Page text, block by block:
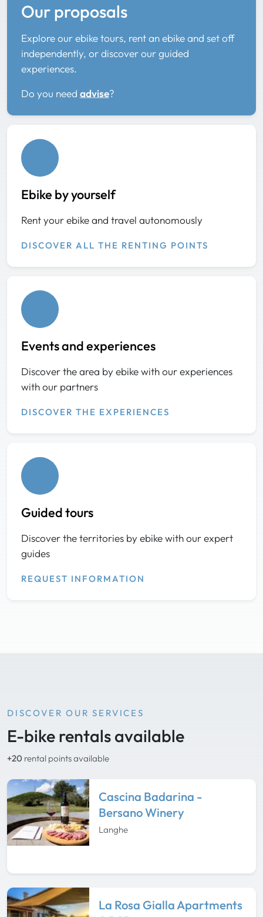
Our proposals
Explore our ebike tours, rent an ebike and set off
independently, or discover our guided
experiences.
Do you need advise?
Ebike by yourself
Rent your ebike and travel autonomously
DISCOVER ALL THE RENTING POINTS
Events and experiences
Discover the area by ebike with our experiences
with our partners
DISCOVER THE EXPERIENCES
Guided tours
Discover the territories by ebike with our expert
guides
REQUEST INFORMATION
DISCOVER OUR SERVICES
E-bike rentals available
+20 rental points available
Cascina Badarina -
Bersano Winery
Langhe
La Rosa Gialla Apartments